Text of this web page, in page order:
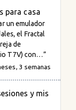
para casa
un emulador
el Fractal
de
T7V) con…”
3 semanas
y mis